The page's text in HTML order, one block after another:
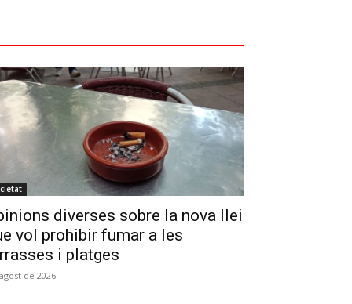
diverses sobre la nova llei
vol prohibir fumar a les
i platges
de 2026